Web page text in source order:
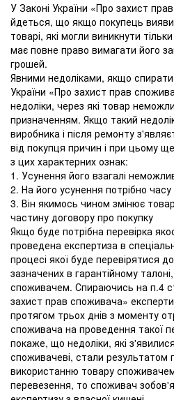
У Законі України «Про захист
йдеться, що якщо покупець
товарі, які могли виникнути
має повне право вимагати його
грошей.
Явними недоліками, якщо
України «Про захист прав
недоліки, через які товар
призначенням. Якщо такий
виробника і після ремонту
від покупця причин і при цьому
з цих характерних ознак:
1. Усунення його взагалі
2. На його усунення потрібно
3. Він якимось чином змінює
частину договору про покупку
Якщо буде потрібна перевірка
проведена експертиза в
процесі якої буде перевірятися
зазначених в гарантійному
споживачем. Спираючись на п.4
захист прав споживача»
протягом трьох днів з моменту
споживача на проведення такої
покаже, що недоліки, які
споживачеві, стали результатом
використанню товару
перевезення, то споживач